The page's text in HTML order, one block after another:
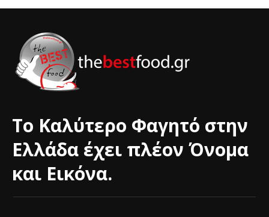
Το Καλύτερο Φαγητό στην
Ελλάδα έχει πλέον Όνομα
και Εικόνα.